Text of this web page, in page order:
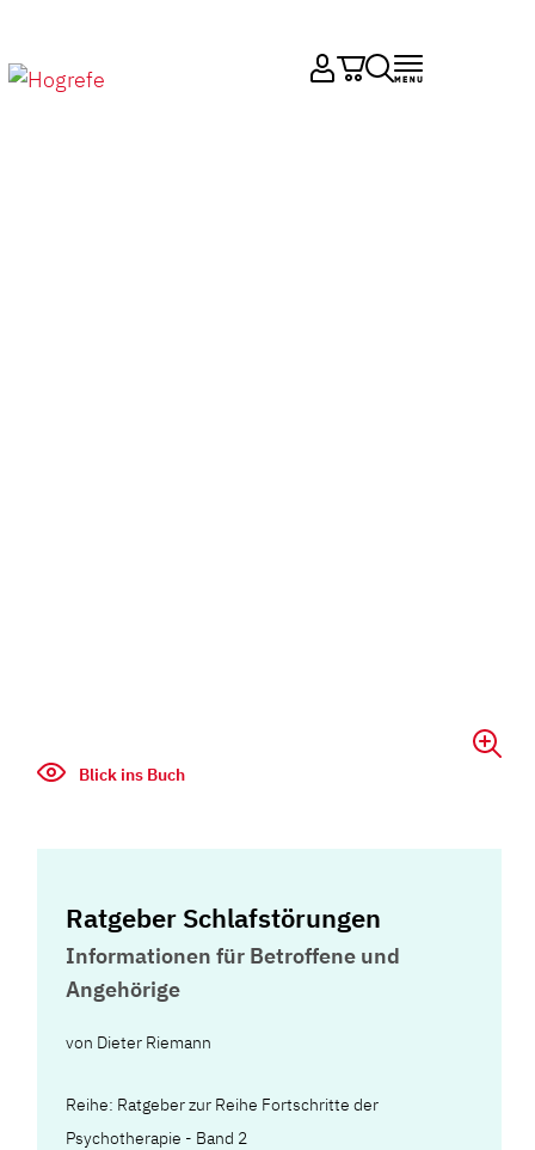
Blick ins Buch
Ratgeber Schlafstörungen
Informationen für Betroffene und
Angehörige
von Dieter Riemann
Reihe: Ratgeber zur Reihe Fortschritte der
Psychotherapie - Band 2